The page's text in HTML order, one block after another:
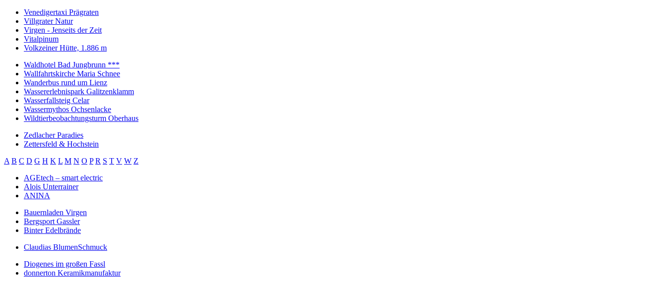
Venedigertaxi Prägraten
Villgrater Natur
Virgen - Jenseits der Zeit
Vitalpinum
Volkzeiner Hütte, 1.886 m
Waldhotel Bad Jungbrunn ***
Wallfahrtskirche Maria Schnee
Wanderbus rund um Lienz
Wassererlebnispark Galitzenklamm
Wasserfallsteig Celar
Wassermythos Ochsenlacke
Wildtierbeobachtungsturm Oberhaus
Zedlacher Paradies
Zettersfeld & Hochstein
A B C D G H K L M N O P R S T V W Z
AGEtech – smart electric
Alois Unterrainer
ANINA
Bauernladen Virgen
Bergsport Gassler
Binter Edelbrände
Claudias BlumenSchmuck
Diogenes im großen Fassl
donnerton Keramikmanufaktur